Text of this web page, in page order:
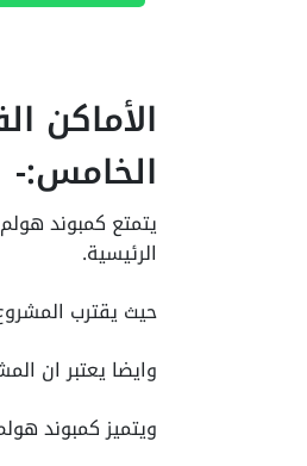
الأماكن
الخامس:-
يتمتع كمبوند
الرئيسية.
حيث يقترب المشروع من
وايضا يعتبر ان
ويتميز كمبوند